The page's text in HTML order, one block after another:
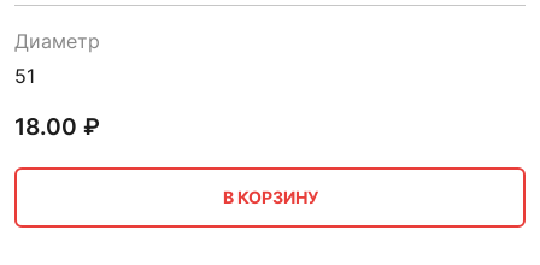
Диаметр
51
18.00 ₽
В КОРЗИНУ